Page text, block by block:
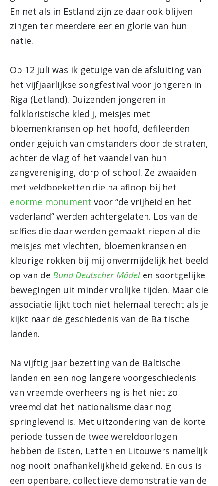
En net als in Estland zijn ze daar ook blijven
zingen ter meerdere eer en glorie van hun
natie.
Op 12 juli was ik getuige van de afsluiting van
het vijfjaarlijkse songfestival voor jongeren in
Riga (Letland). Duizenden jongeren in
folkloristische kledij, meisjes met
bloemenkransen op het hoofd, defileerden
onder gejuich van omstanders door de straten,
achter de vlag of het vaandel van hun
zangvereniging, dorp of school. Ze zwaaiden
met veldboeketten die na afloop bij het
enorme monument voor “de vrijheid en het
vaderland” werden achtergelaten. Los van de
selfies die daar werden gemaakt riepen al die
meisjes met vlechten, bloemenkransen en
kleurige rokken bij mij onvermijdelijk het beeld
op van de Bund Deutscher Mädel en soortgelijke
bewegingen uit minder vrolijke tijden. Maar die
associatie lijkt toch niet helemaal terecht als je
kijkt naar de geschiedenis van de Baltische
landen.
Na vijftig jaar bezetting van de Baltische
landen en een nog langere voorgeschiedenis
van vreemde overheersing is het niet zo
vreemd dat het nationalisme daar nog
springlevend is. Met uitzondering van de korte
periode tussen de twee wereldoorlogen
hebben de Esten, Letten en Litouwers namelijk
nog nooit onafhankelijkheid gekend. En dus is
een openbare, collectieve demonstratie van de